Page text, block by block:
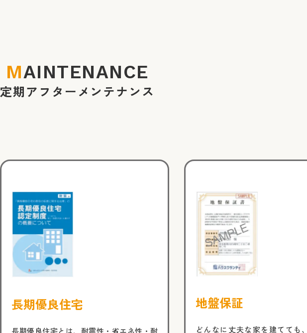
MAINTENANCE
定期アフターメンテナンス
長期優良住宅 地盤保証
どんなに丈夫な家を建てても